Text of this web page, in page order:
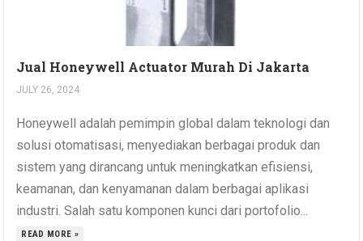
Jual Honeywell Actuator Murah Di Jakarta
JULY 26, 2024
Honeywell adalah pemimpin global dalam teknologi dan
solusi otomatisasi, menyediakan berbagai produk dan
sistem yang dirancang untuk meningkatkan efisiensi,
keamanan, dan kenyamanan dalam berbagai aplikasi
industri. Salah satu komponen kunci dari portofolio...
READ MORE »